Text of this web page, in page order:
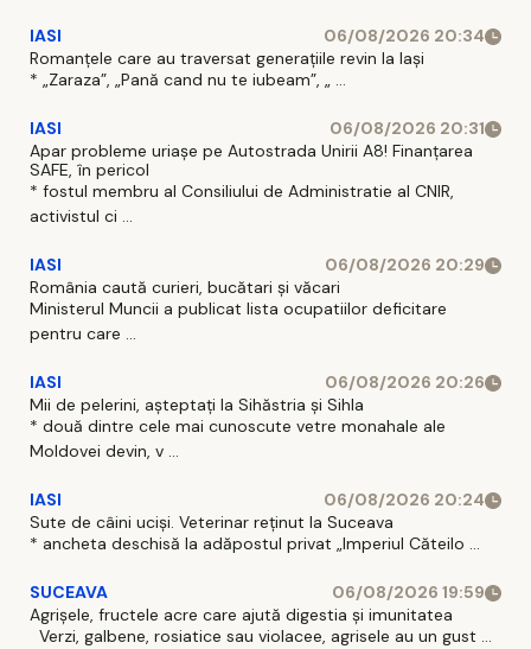
IASI
06/08/2026 20:34
Romanțele care au traversat generațiile revin la Iași
* „Zaraza”, „Pană cand nu te iubeam”, „ ...
IASI
06/08/2026 20:31
Apar probleme uriașe pe Autostrada Unirii A8! Finanțarea
SAFE, în pericol
* fostul membru al Consiliului de Administratie al CNIR,
activistul ci ...
IASI
06/08/2026 20:29
România caută curieri, bucătari și văcari
Ministerul Muncii a publicat lista ocupatiilor deficitare
pentru care ...
IASI
06/08/2026 20:26
Mii de pelerini, așteptați la Sihăstria și Sihla
* două dintre cele mai cunoscute vetre monahale ale
Moldovei devin, v ...
IASI
06/08/2026 20:24
Sute de câini uciși. Veterinar reținut la Suceava
* ancheta deschisă la adăpostul privat „Imperiul Căteilo ...
SUCEAVA
06/08/2026 19:59
Agrișele, fructele acre care ajută digestia și imunitatea
Verzi, galbene, rosiatice sau violacee, agrisele au un gust ...